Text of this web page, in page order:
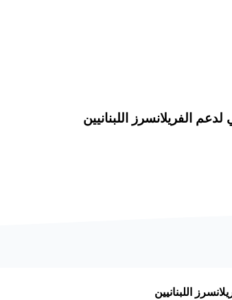
الفريلانسرز اللبنانيين
اللبنانيين